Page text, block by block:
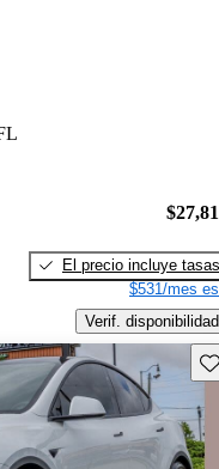
El precio incluye tasas
$531/mes
Verif. disponibilidad